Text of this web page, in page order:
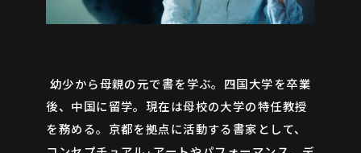
幼少から母親の元で書を学ぶ。四国大学を卒業
後、中国に留学。現在は母校の大学の特任教授
を務める。京都を拠点に活動する書家として、